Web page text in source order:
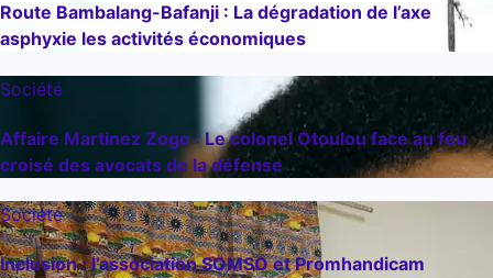
Route Bambalang-Bafanji : La dégradation de l’axe
asphyxie les activités économiques
Société
Affaire Martinez Zogo : Le colonel Otoulou face au feu
croisé des avocats de la défense
Société
Inclusion : l’association SOMSO et Promhandicam